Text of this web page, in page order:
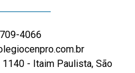
4066
1140 - Itaim Paulista, São